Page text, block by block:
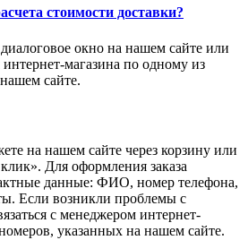
стоимости доставки?
окно на нашем сайте или
интернет-магазина по одному из
сайте.
на нашем сайте через корзину или
Для оформления заказа
данные: ФИО, номер телефона,
Если возникли проблемы с
с менеджером интернет-
указанных на нашем сайте.